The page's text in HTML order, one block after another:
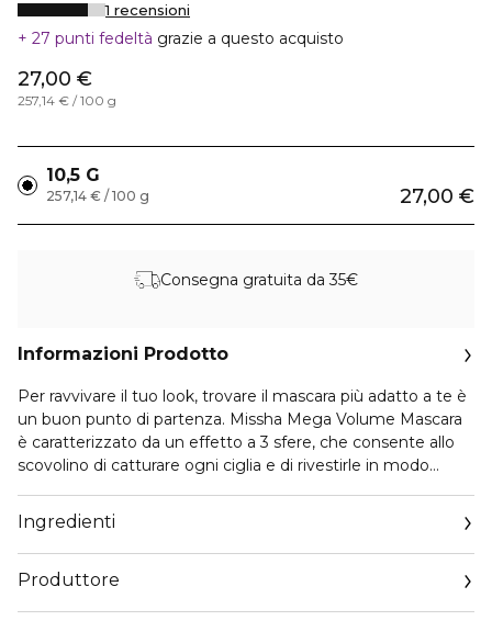
1 recensioni
27 punti fedeltà grazie a questo acquisto
27,00 €
257,14 € / 100 g
10,5 G
27,00 €
257,14 € / 100 g
Consegna gratuita da 35€
Informazioni Prodotto
Per ravvivare il tuo look, trovare il mascara più adatto a te è
un buon punto di partenza. Missha Mega Volume Mascara
è caratterizzato da un effetto a 3 sfere, che consente allo
scovolino di catturare ogni ciglia e di rivestirle in modo
durata, per garantirti un giorno o una notte senza
preoccupazioni con ciglia impeccabili. COME USARE: 1.
Avvicina lo scovolino alle radici delle ciglia. 2. Con un
movimento a zig-zag, muoviti verso l'alto e verso le ciglia.
Ingredienti
Produttore